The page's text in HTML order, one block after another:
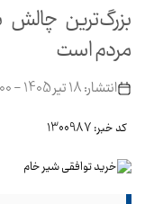
بزرگ‌ترین
مردم است
انتشار: 18 تیر 1405 - 09:00
کد خبر: 1300987